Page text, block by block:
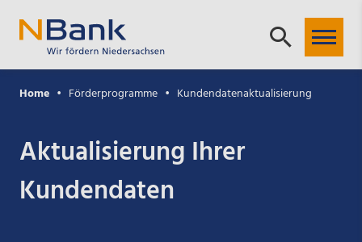
Home Förderprogramme Kundendatenaktualisierung
Aktualisierung Ihrer
Kundendaten